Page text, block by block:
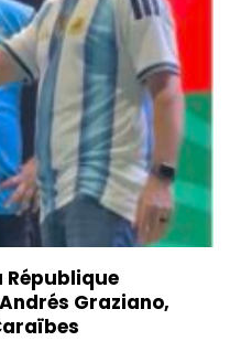
République
Graziano,